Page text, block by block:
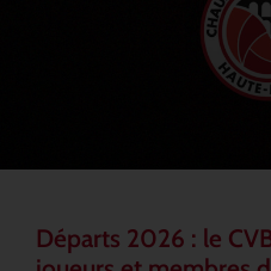
Départs 2026 : le